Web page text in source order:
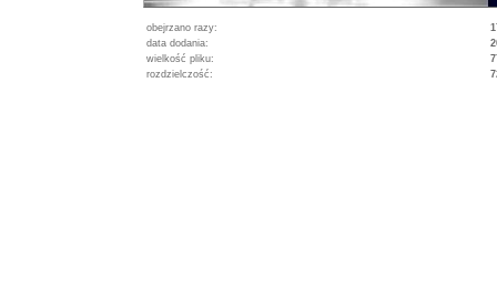
obejrzano razy:
data dodania:
wielkość pliku:
rozdzielczość: